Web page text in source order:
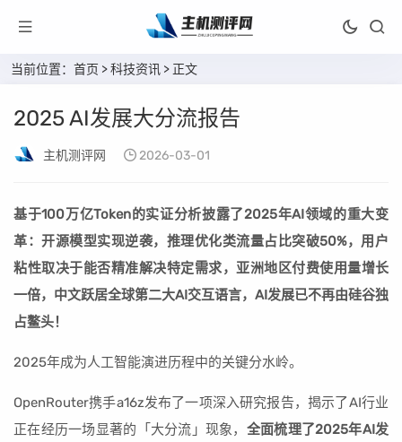
当前位置： 首页 >科技资讯 > 正文
2025 AI发展大分流报告
主机测评网 2026-03-01
基于100万亿Token的实证分析披露了2025年AI领域的重大变
革：开源模型实现逆袭，推理优化类流量占比突破50%，用户
粘性取决于能否精准解决特定需求，亚洲地区付费使用量增长
一倍，中文跃居全球第二大AI交互语言，AI发展已不再由硅谷独
占鳌头！
2025年成为人工智能演进历程中的关键分水岭。
OpenRouter携手a16z发布了一项深入研究报告，揭示了AI行业
正在经历一场显著的「大分流」现象， 全面梳理了2025年AI发